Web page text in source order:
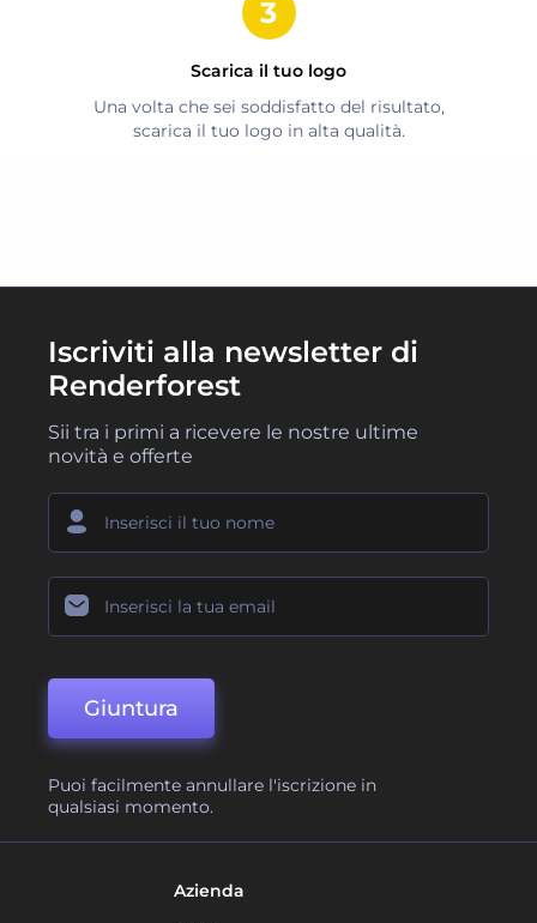
Scarica il tuo logo
Una volta che sei soddisfatto del risultato,
scarica il tuo logo in alta qualità.
Iscriviti alla newsletter di
Renderforest
Sii tra i primi a ricevere le nostre ultime
novità e offerte
Giuntura
Puoi facilmente annullare l'iscrizione in
qualsiasi momento.
Azienda